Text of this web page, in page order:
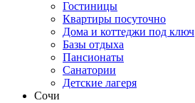
Гостиницы
Квартиры посуточно
Дома и коттеджи под ключ
Базы отдыха
Пансионаты
Санатории
Детские лагеря
Сочи